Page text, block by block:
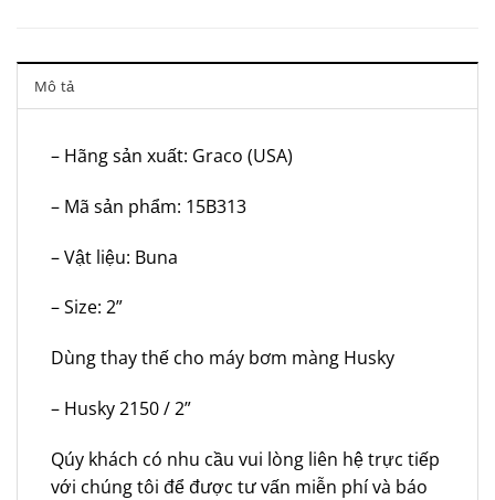
Mô tả
– Hãng sản xuất: Graco (USA)
– Mã sản phẩm: 15B313
– Vật liệu: Buna
– Size: 2”
Dùng thay thế cho máy bơm màng Husky
– Husky 2150 / 2”
Qúy khách có nhu cầu vui lòng liên hệ trực tiếp
với chúng tôi để được tư vấn miễn phí và báo